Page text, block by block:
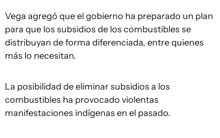
Vega agregó que el gobierno ha preparado un plan
para que los subsidios de los combustibles se
distribuyan de forma diferenciada, entre quienes
más lo necesitan.
La posibilidad de eliminar subsidios a los
combustibles ha provocado violentas
manifestaciones indígenas en el pasado.